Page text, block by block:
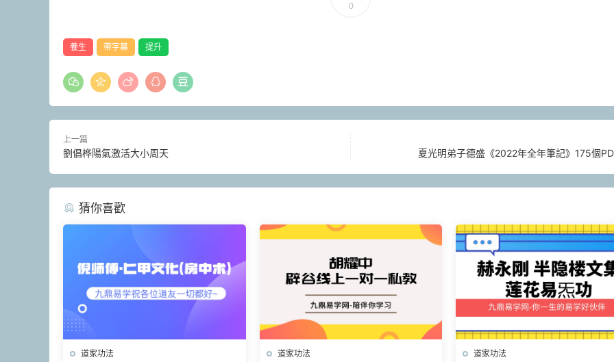
0
養生 帶字幕 提升
上一篇
劉倡桦陽氣激活大小周天 夏光明弟子德盛《2022年全年筆記》175個
猜你喜歡
道家功法 道家功法 道家功法